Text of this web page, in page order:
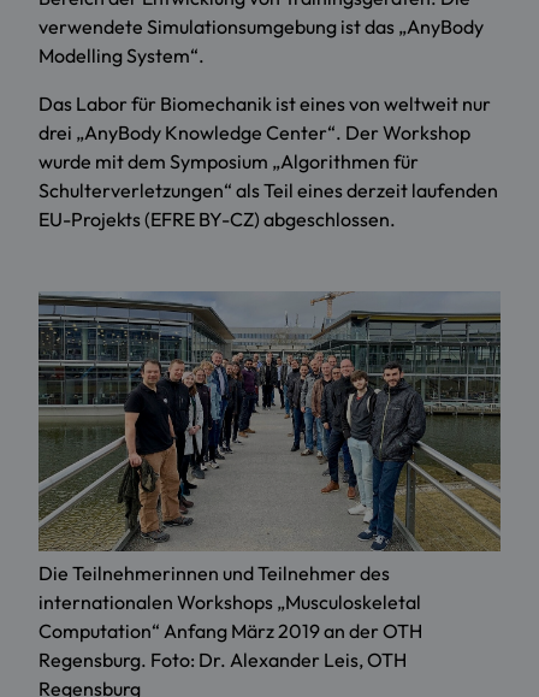
verwendete Simulationsumgebung ist das „AnyBody
Modelling System“.
Das Labor für Biomechanik ist eines von weltweit nur
drei „AnyBody Knowledge Center“. Der Workshop
wurde mit dem Symposium „Algorithmen für
Schulterverletzungen“ als Teil eines derzeit laufenden
EU-Projekts (EFRE BY-CZ) abgeschlossen.
Die Teilnehmerinnen und Teilnehmer des
internationalen Workshops „Musculoskeletal
Computation“ Anfang März 2019 an der OTH
Regensburg. Foto: Dr. Alexander Leis, OTH
Regensburg